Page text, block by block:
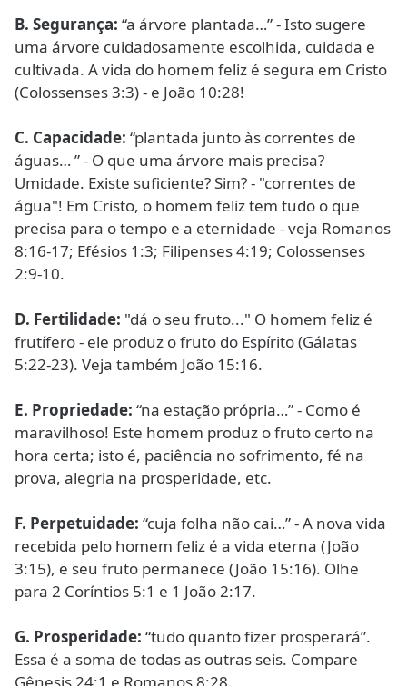
B. Segurança: “a árvore plantada…” - Isto sugere
uma árvore cuidadosamente escolhida, cuidada e
cultivada. A vida do homem feliz é segura em Cristo
(Colossenses 3:3) - e João 10:28!
C. Capacidade: “plantada junto às correntes de
águas… ” - O que uma árvore mais precisa?
Umidade. Existe suficiente? Sim? - "correntes de
água"! Em Cristo, o homem feliz tem tudo o que
precisa para o tempo e a eternidade - veja Romanos
8:16-17; Efésios 1:3; Filipenses 4:19; Colossenses
2:9-10.
D. Fertilidade: "dá o seu fruto..." O homem feliz é
frutífero - ele produz o fruto do Espírito (Gálatas
5:22-23). Veja também João 15:16.
E. Propriedade: “na estação própria…” - Como é
maravilhoso! Este homem produz o fruto certo na
hora certa; isto é, paciência no sofrimento, fé na
prova, alegria na prosperidade, etc.
F. Perpetuidade: “cuja folha não cai…” - A nova vida
recebida pelo homem feliz é a vida eterna (João
3:15), e seu fruto permanece (João 15:16). Olhe
para 2 Coríntios 5:1 e 1 João 2:17.
G. Prosperidade: “tudo quanto fizer prosperará”.
Essa é a soma de todas as outras seis. Compare
Gênesis 24:1 e Romanos 8:28.